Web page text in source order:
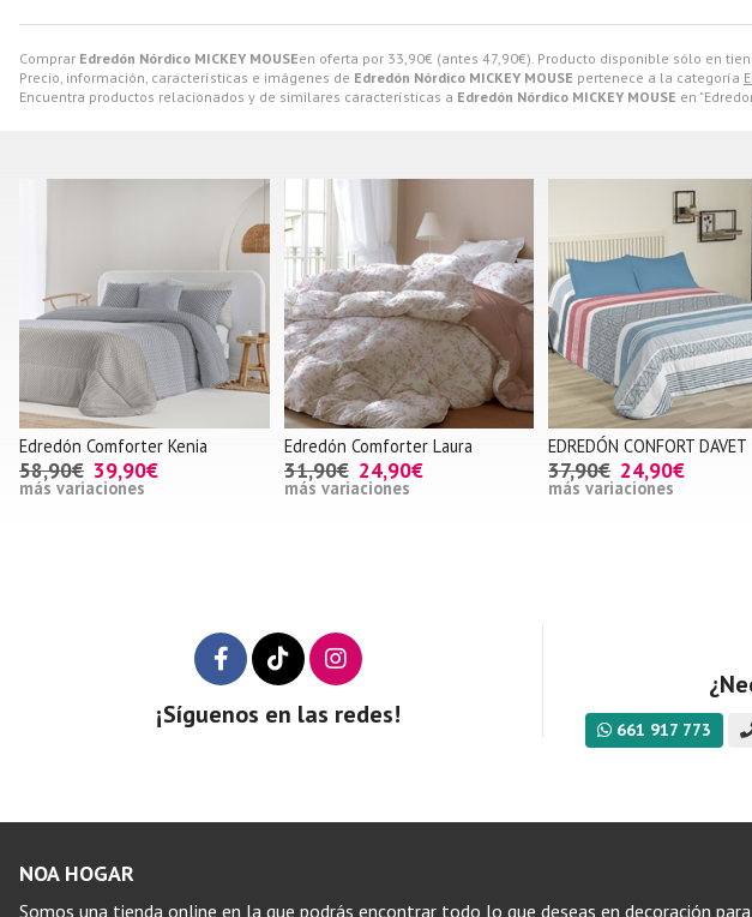
Comprar Edredón Nórdico MICKEY MOUSEen oferta por 33,90€ (antes 47,90€). Producto disponible sólo en
Precio, información, características e imágenes de Edredón Nórdico MICKEY MOUSE pertenece a la categoría
Encuentra productos relacionados y de similares características a Edredón Nórdico MICKEY MOUSE en
Edredón Comforter Kenia
58,90€ 39,90€
más variaciones
Edredón Comforter Laura
31,90€ 24,90€
más variaciones
EDREDÓN CONFORT DAVET
37,90€ 24,90€
más variaciones
¡Síguenos en las redes!
661 917 773
NOA HOGAR
Somos una tienda online en la que podrás encontrar todo lo que deseas en decoración para